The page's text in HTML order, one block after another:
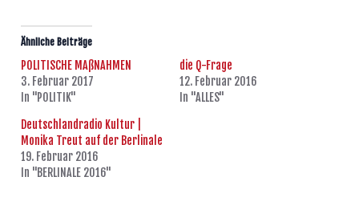
Ähnliche Beiträge
POLITISCHE MAßNAHMEN
3. Februar 2017
In "POLITIK"
die Q-Frage
12. Februar 2016
In "ALLES"
Deutschlandradio Kultur |
Monika Treut auf der Berlinale
19. Februar 2016
In "BERLINALE 2016"